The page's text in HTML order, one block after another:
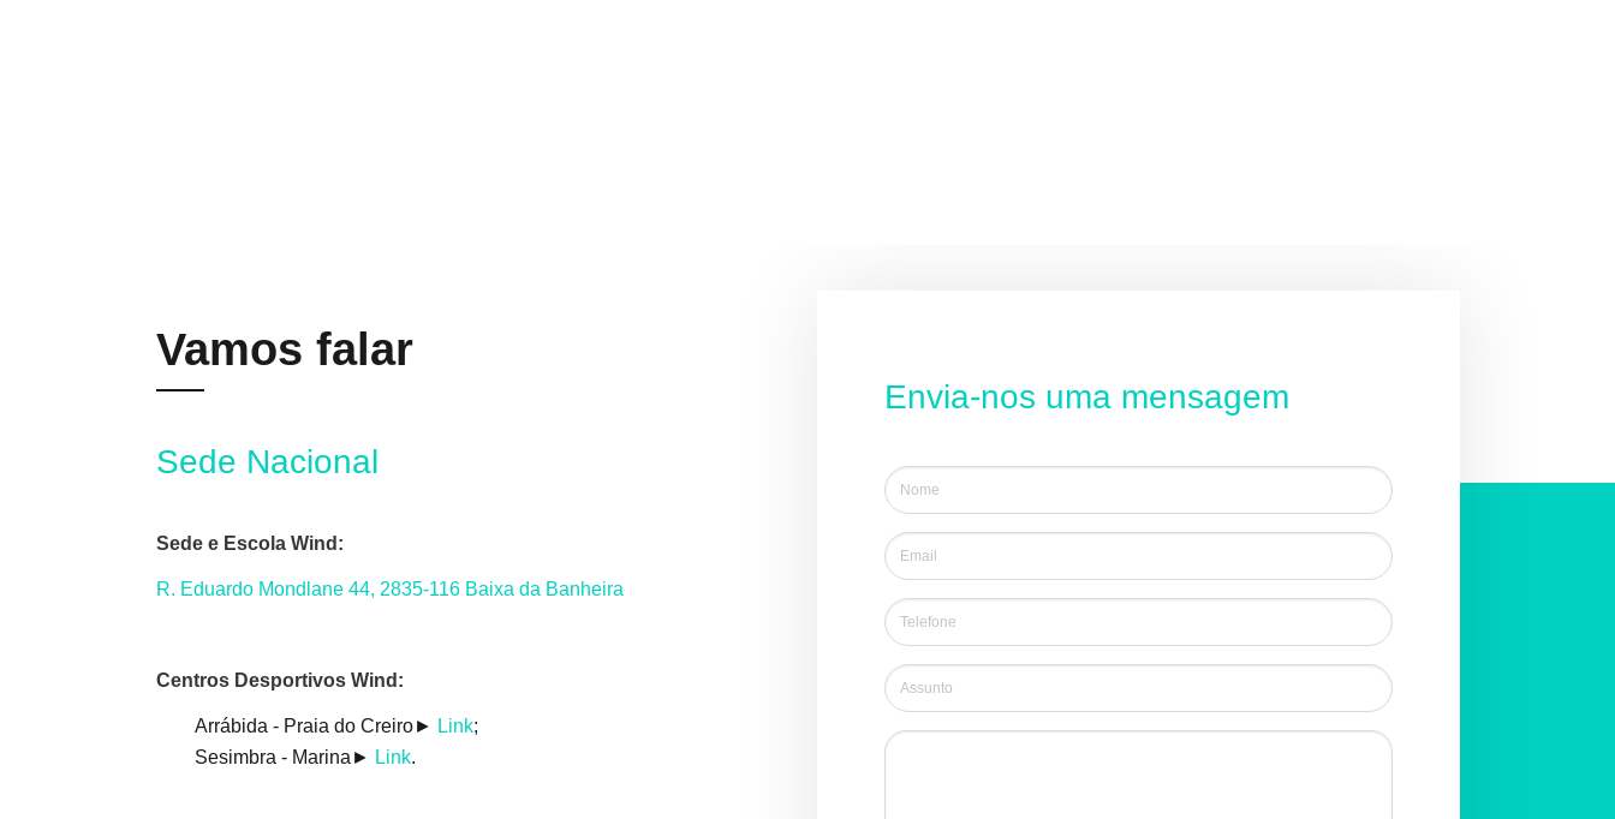
Vamos falar
Sede Nacional
Sede e Escola Wind:
R. Eduardo Mondlane 44, 2835-116 Baixa da Banheira
Centros Desportivos Wind:
Arrábida - Praia do Creiro► Link;
Sesimbra - Marina► Link.
Envia-nos uma mensagem